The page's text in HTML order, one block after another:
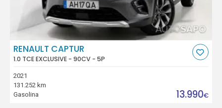
RENAULT CAPTUR
1.0 TCE EXCLUSIVE - 90CV - 5P
2021
131.252 km
Gasolina
13.990€